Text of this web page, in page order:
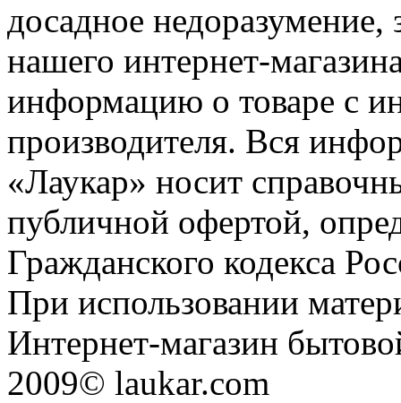
досадное недоразумение,
нашего интернет-
информацию о товаре с
производителя. Вся
«Лаукар» носит
публичной офертой,
Гражданского кодекса
При использовании
Интернет-магазин
2009© laukar.com